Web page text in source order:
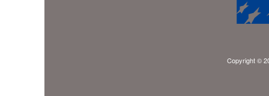
Copyright ©